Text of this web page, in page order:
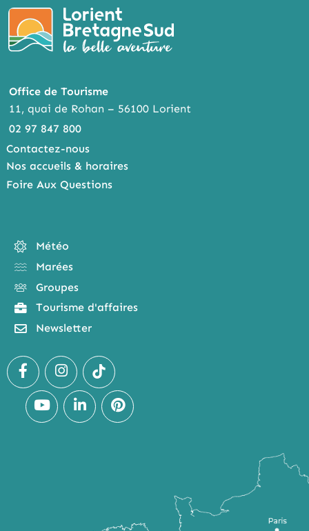
Office de Tourisme
11, quai de Rohan – 56100 Lorient
02 97 847 800
Contactez-nous
Nos accueils & horaires
Foire Aux Questions
Météo
Marées
Groupes
Tourisme d'affaires
Newsletter